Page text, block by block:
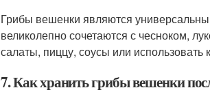
Грибы вешенки являются
великолепно сочетаются с чесноком,
салаты, пиццу, соусы или использовать
7. Как хранить грибы вешенки